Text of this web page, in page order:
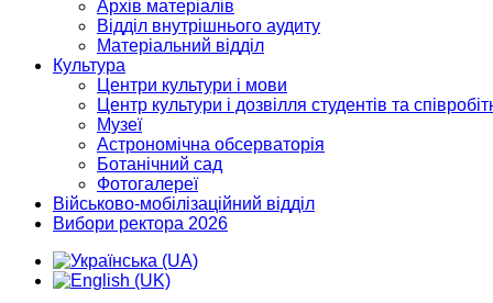
Архів матеріалів
Відділ внутрішнього аудиту
Матеріальний відділ
Культура
Центри культури і мови
Центр культури і дозвілля студентів та
Музеї
Астрономічна обсерваторія
Ботанічний сад
Фотогалереї
Військово-мобілізаційний відділ
Вибори ректора 2026